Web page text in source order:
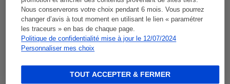
Nous conserverons votre choix pendant 6 mois. Vous pourrez
changer d’avis à tout moment en utilisant le lien « paramétrer
les traceurs » en bas de chaque page.
Politique de confidentialité mise à jour le 12/07/2024
Personnaliser mes choix
TOUT ACCEPTER & FERMER